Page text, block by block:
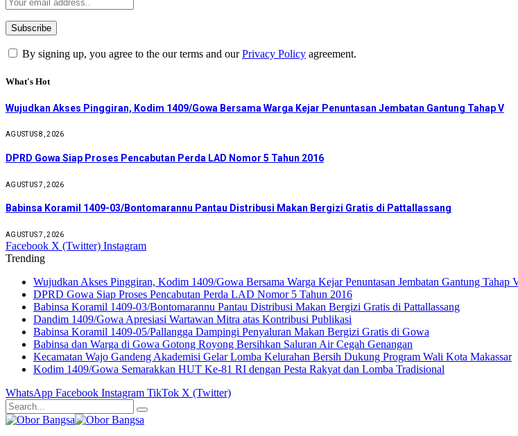
By signing up, you agree to the our terms and ourPrivacy Policy agreement.
What's Hot
Wujudkan Akses Pinggiran, Kodim 1409/Gowa Bersama Warga Kejar Penuntasan Jembatan Gantung Tahap V
AGUSTUS 8, 2026
DPRD Gowa Siap Proses Pencabutan Perda LAD Nomor 5 Tahun 2016
AGUSTUS 7, 2026
Babinsa Koramil 1409-03/Bontomarannu Pantau Distribusi Makan Bergizi Gratis di Pattallassang
AGUSTUS 7, 2026
Facebook X (Twitter) Instagram
Trending
Wujudkan Akses Pinggiran, Kodim 1409/Gowa Bersama Warga Kejar Penuntasan Jembatan Gantung Tahap
DPRD Gowa Siap Proses Pencabutan Perda LAD Nomor 5 Tahun 2016
Babinsa Koramil 1409-03/Bontomarannu Pantau Distribusi Makan Bergizi Gratis di Pattallassang
Dandim 1409/Gowa Apresiasi Wartawan Mitra atas Kontribusi Publikasi
Babinsa Koramil 1409-05/Pallangga Dampingi Penyaluran Makan Bergizi Gratis di Gowa
Babinsa dan Warga di Gowa Gotong Royong Bersihkan Saluran Air Cegah Genangan
Kecamatan Wajo Gandeng Akademisi Gelar Lomba Kelurahan Bersih Dukung Program Wali Kota Makassar
Kodim 1409/Gowa Semarakkan HUT Ke-81 RI dengan Pesta Rakyat dan Lomba Tradisional
WhatsApp Facebook Instagram TikTok X (Twitter)